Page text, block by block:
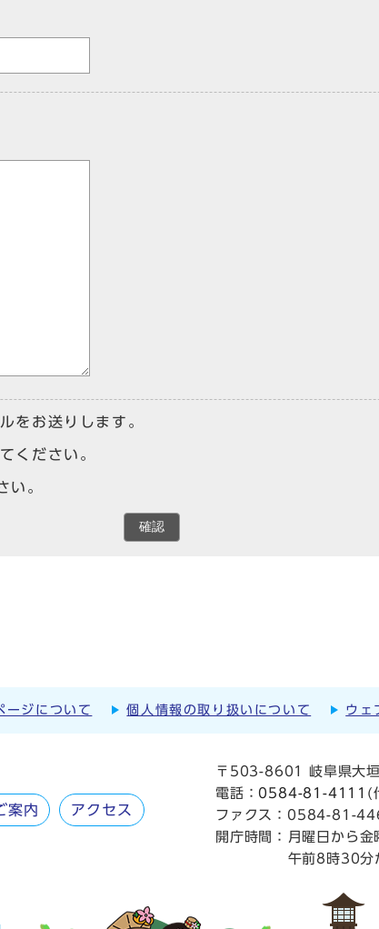
をお送りします。
ください。
い。
確認
ージについて 個人情報の取り扱いについて ウェ
案内 アクセス
〒503-8601 岐阜県大
電話：0584-81-4111 (
ファクス：0584-81-
開庁時間：
月曜日から金
午前8時30分